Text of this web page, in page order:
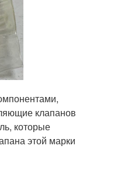
клапанов
которые
этой марки